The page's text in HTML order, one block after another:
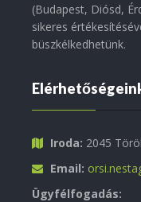
(Budapest, Diósd,
sikeres
büszkélkedhetünk.
Iroda: 2045
Email:
Ügyfélfogadás: